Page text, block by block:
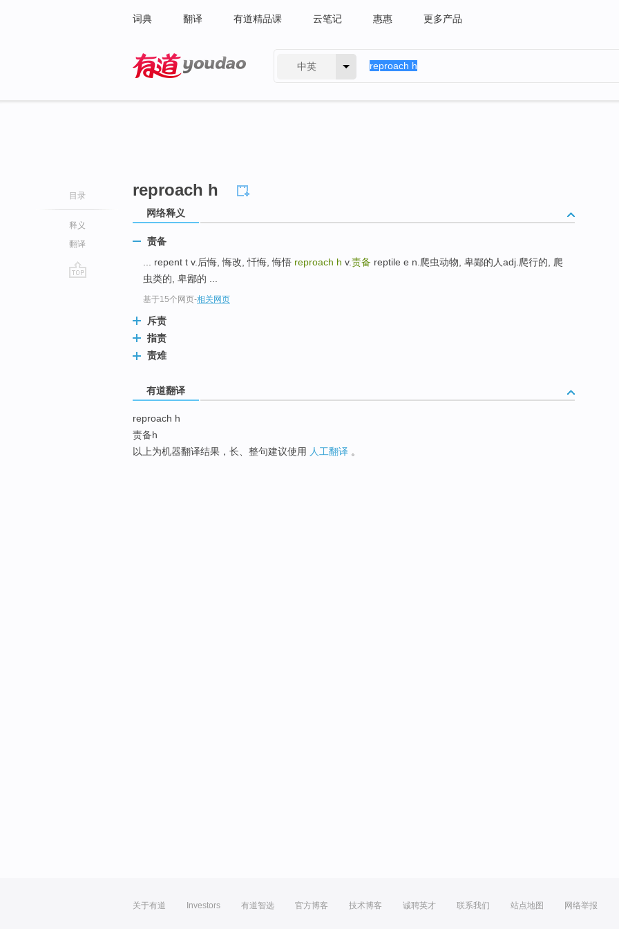
词典 翻译 有道精品课 云笔记 惠惠 更多产品
中英
目录
释义
翻译
reproach h
网络释义
责备
... repent t v.后悔, 悔改, 忏悔, 悔悟 reproach h v.责备 reptile e n.爬虫动物, 卑鄙的人adj.爬行的, 爬
虫类的, 卑鄙的 ...
基于15个网页-相关网页
斥责
指责
责难
有道翻译
reproach h
责备h
以上为机器翻译结果，长、整句建议使用 人工翻译 。
关于有道 Investors 有道智选 官方博客 技术博客 诚聘英才 联系我们 站点地图 网络举报